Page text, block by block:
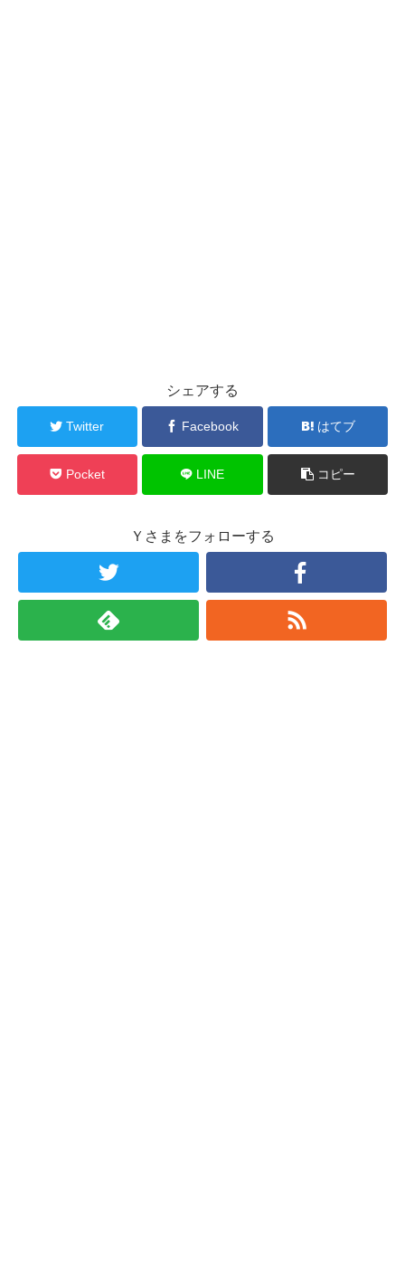
シェアする
Twitter Facebook はてブ
Pocket LINE コピー
Ｙさまをフォローする